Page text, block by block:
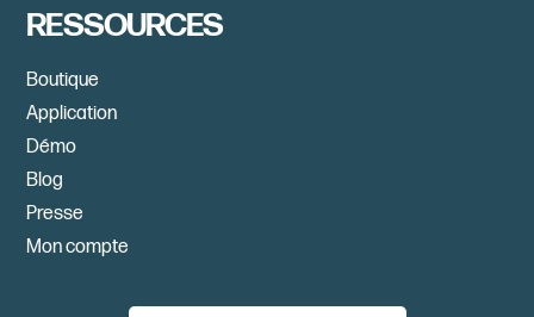
RESSOURCES
Boutique
Application
Démo
Blog
Presse
Mon compte